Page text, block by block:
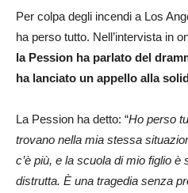
Per colpa degli incendi a Los
ha perso tutto. Nell’intervista in
la Pession ha parlato del
ha lanciato un appello alla
La Pession ha detto: “Ho perso
trovano nella mia stessa
c’è più, e la scuola di mio figlio
distrutta. È una tragedia senza